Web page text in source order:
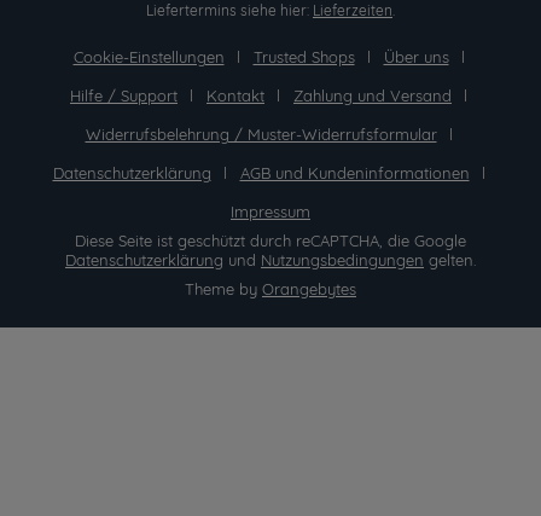
Liefertermins siehe hier: Lieferzeiten.
Cookie-Einstellungen Trusted Shops
Über uns
Hilfe / Support
Kontakt
Zahlung und Versand
Widerrufsbelehrung / Muster-Widerrufsformular
Datenschutzerklärung
AGB und Kundeninformationen
Impressum
Diese Seite ist geschützt durch reCAPTCHA, die Google
Datenschutzerklärung und Nutzungsbedingungen gelten.
Theme by Orangebytes